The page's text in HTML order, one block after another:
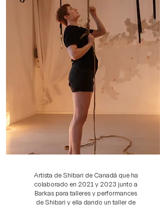
Artista de Shibari de Canadá que ha
colaborado en 2021 y 2023 junto a
Barkas para talleres y performances
de Shibari y ella dando un taller de